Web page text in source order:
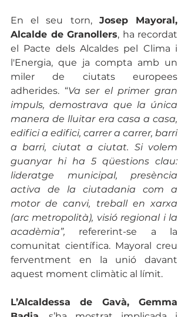
En el seu torn, Josep Mayoral,
Alcalde de Granollers, ha recordat
el Pacte dels Alcaldes pel Clima i
l'Energia, que ja compta amb un
miler de ciutats europees
adherides. “Va ser el primer gran
impuls, demostrava que la única
manera de lluitar era casa a casa,
edifici a edifici, carrer a carrer, barri
a barri, ciutat a ciutat. Si volem
guanyar hi ha 5 qüestions clau:
lideratge municipal, presència
activa de la ciutadania com a
motor de canvi, treball en xarxa
(arc metropolità), visió regional i la
acadèmia”, refererint-se a la
comunitat científica. Mayoral creu
ferventment en la unió davant
aquest moment climàtic al límit.
L’Alcaldessa de Gavà, Gemma